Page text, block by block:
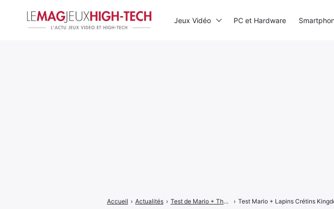
Accueil › Actualités › Test de Mario + The Lapins Crétins Kingdom Battle, le mariage parfait ? › Test Mario + Lapins Crétins
Jeux Vidéo PC et Hardware